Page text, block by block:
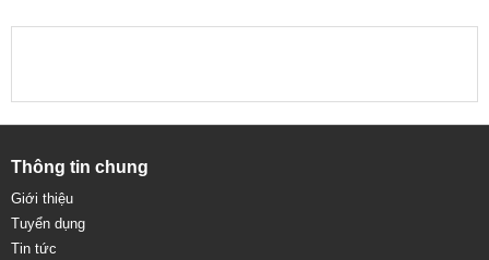
Thông tin chung
Giới thiệu
Tuyển dụng
Tin tức